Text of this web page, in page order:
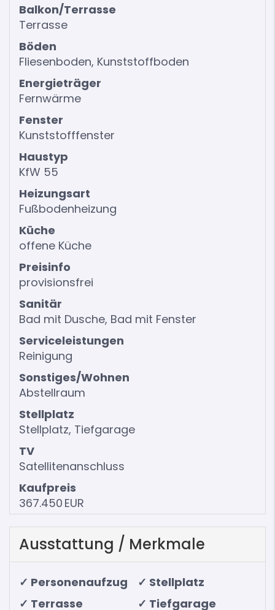
Balkon/Terrasse
Terrasse
Böden
Fliesenboden, Kunststoffboden
Energieträger
Fernwärme
Fenster
Kunststofffenster
Haustyp
KfW 55
Heizungsart
Fußbodenheizung
Küche
offene Küche
Preisinfo
provisionsfrei
Sanitär
Bad mit Dusche, Bad mit Fenster
Serviceleistungen
Reinigung
Sonstiges/Wohnen
Abstellraum
Stellplatz
Stellplatz, Tiefgarage
TV
Satellitenanschluss
Kaufpreis
367.450 EUR
Ausstattung / Merkmale
✓ Personenaufzug
✓ Stellplatz
✓ Terrasse
✓ Tiefgarage